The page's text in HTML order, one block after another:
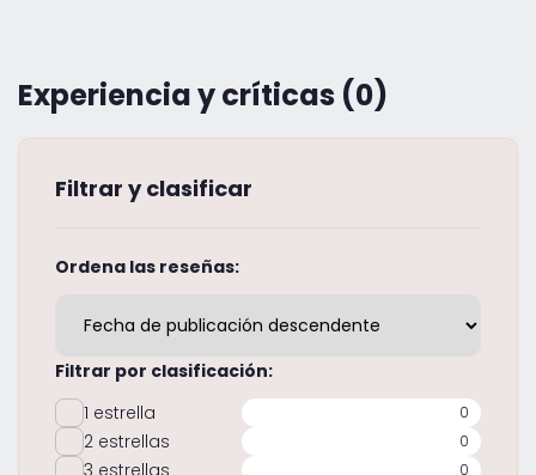
Experiencia y críticas (0)
Filtrar y clasificar
Ordena las reseñas:
Filtrar por clasificación:
1 estrella
0
2 estrellas 0
3 estrellas 0